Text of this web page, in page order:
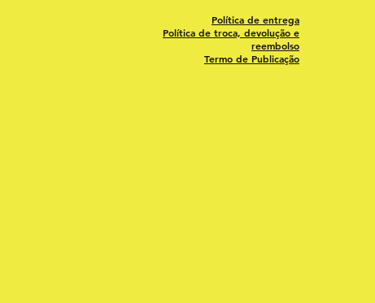
Política de entrega
Política de troca, devolução e
reembolso
Termo de Publicação